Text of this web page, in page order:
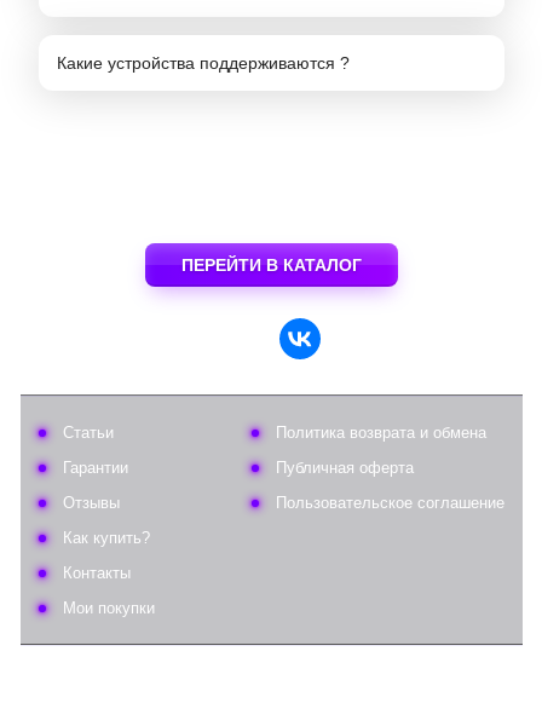
Какие устройства поддерживаются ?
ПЕРЕЙТИ В КАТАЛОГ
Статьи
Гарантии
Отзывы
Как купить?
Контакты
Мои покупки
Политика возврата и обмена
Публичная оферта
Пользовательское соглашение